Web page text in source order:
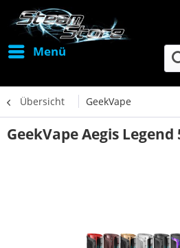
Menü
Übersicht GeekVape
GeekVape Aegis Legend